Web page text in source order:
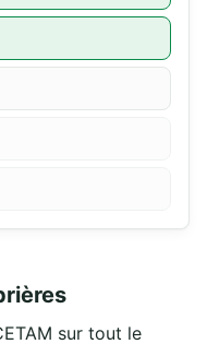
sur tout le